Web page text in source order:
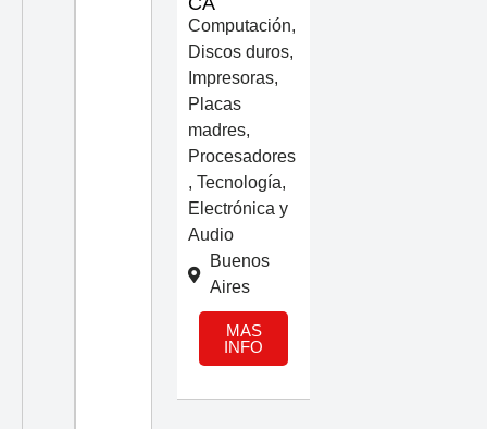
Computación,
Discos duros,
Impresoras,
Placas
madres,
Procesadores
, Tecnología,
Electrónica y
Audio
Buenos
Aires
MAS
INFO